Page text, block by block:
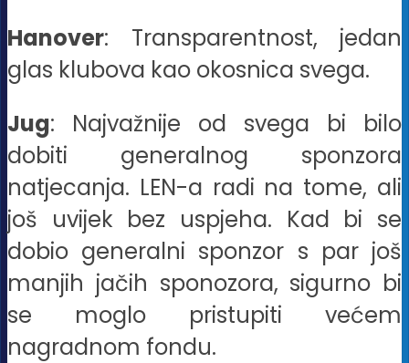
Hanover: Transparentnost, jedan
glas klubova kao okosnica svega.
Jug: Najvažnije od svega bi bilo
dobiti generalnog sponzora
natjecanja. LEN-a radi na tome, ali
još uvijek bez uspjeha. Kad bi se
dobio generalni sponzor s par još
manjih jačih sponozora, sigurno bi
se moglo pristupiti većem
nagradnom fondu.